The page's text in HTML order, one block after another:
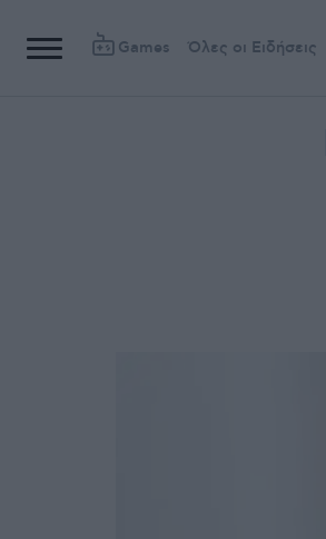
Games Όλες οι Ειδήσεις